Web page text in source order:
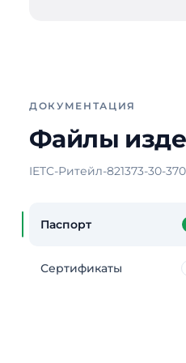
ДОКУМЕНТАЦИЯ
Файлы
IETC-Ритейл-821373-30-
Паспорт
Сертификаты